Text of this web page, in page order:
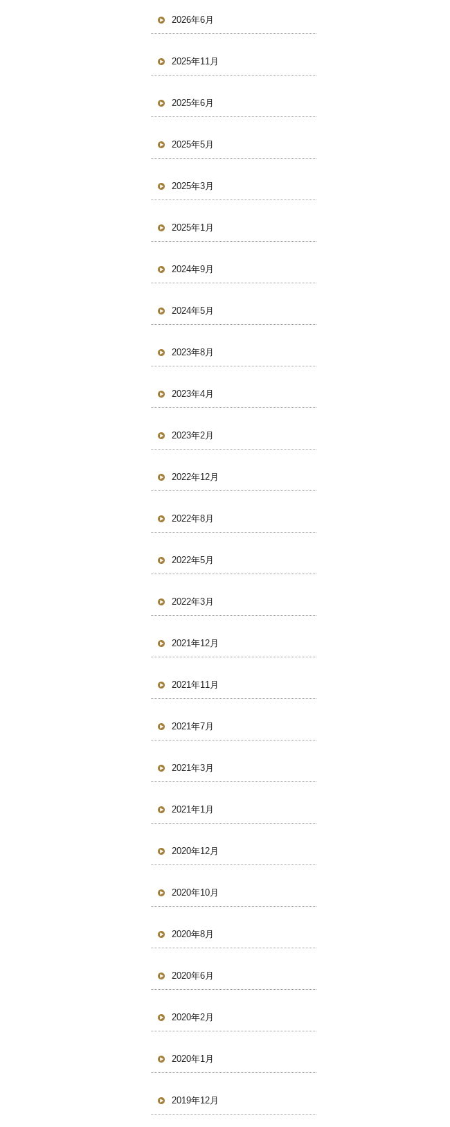
2026年6月
2025年11月
2025年6月
2025年5月
2025年3月
2025年1月
2024年9月
2024年5月
2023年8月
2023年4月
2023年2月
2022年12月
2022年8月
2022年5月
2022年3月
2021年12月
2021年11月
2021年7月
2021年3月
2021年1月
2020年12月
2020年10月
2020年8月
2020年6月
2020年2月
2020年1月
2019年12月